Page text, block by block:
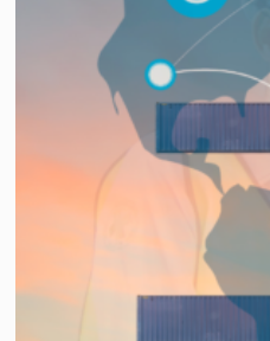
Jakarta –
Jakarta –
Makassar
Makassar –
Makassar –
Makassar –
Makassar –
Makassar –
Makassar –
Makassar –
Makassar –
Makassar –
Makassar –
Makassar –